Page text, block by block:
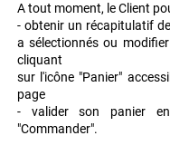
A tout moment, le Client
- obtenir un récapitulatif
a sélectionnés ou
cliquant
sur l'icône "Panier"
page
- valider son panier
"Commander".